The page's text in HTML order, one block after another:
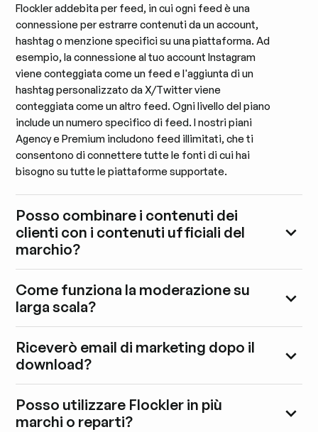
Flockler addebita per feed, in cui ogni feed è una
connessione per estrarre contenuti da un account,
hashtag o menzione specifici su una piattaforma. Ad
esempio, la connessione al tuo account Instagram
viene conteggiata come un feed e l'aggiunta di un
hashtag personalizzato da X/Twitter viene
conteggiata come un altro feed. Ogni livello del piano
include un numero specifico di feed. I nostri piani
Agency e Premium includono feed illimitati, che ti
consentono di connettere tutte le fonti di cui hai
bisogno su tutte le piattaforme supportate.
Posso combinare i contenuti dei
clienti con i contenuti ufficiali del
marchio?
Come funziona la moderazione su
larga scala?
Riceverò email di marketing dopo il
download?
Posso utilizzare Flockler in più
marchi o reparti?